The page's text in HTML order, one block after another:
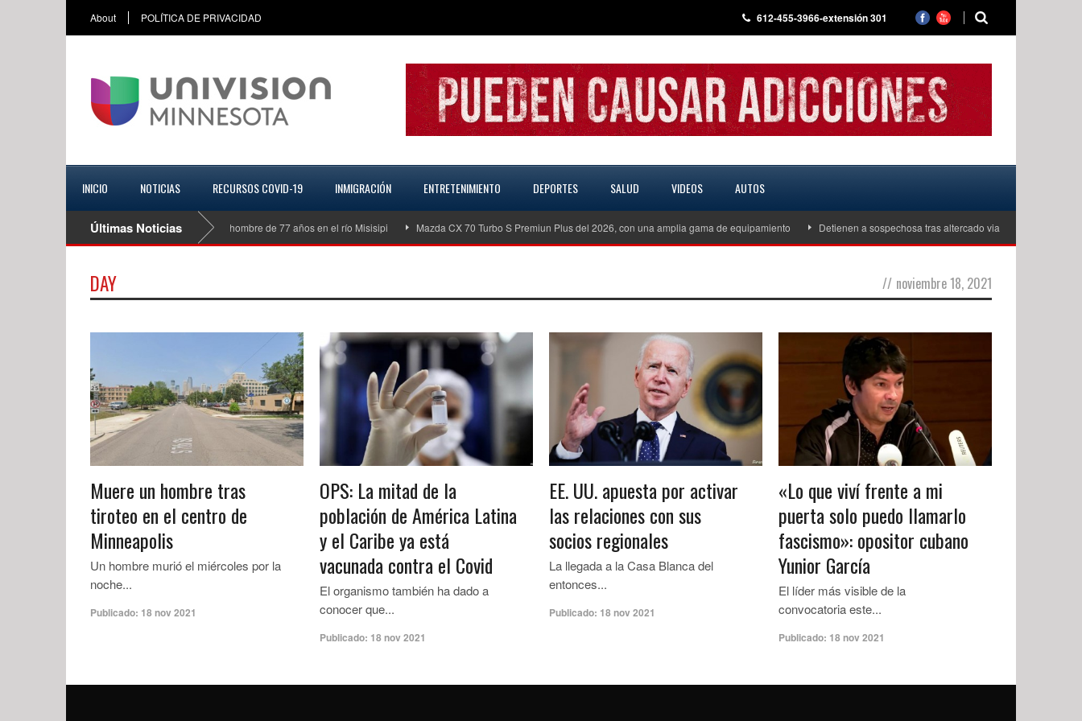
About POLÍTICA DE PRIVACIDAD 612-455-3966-extensión 301
INICIO NOTICIAS RECURSOS COVID-19 INMIGRACIÓN ENTRETENIMIENTO DEPORTES SALUD VIDEOS AUTOS
Últimas Noticias
Investigan las causas de la muerte de un hombre de 77 años en el río Misisipi Mazda CX 70 Turbo S Premiun Plus del 2026, con una amplia gama de equipamiento Detienen a sospechosa tras altercado vial que escaló a
DAY // noviembre 18, 2021
Muere un hombre tras
tiroteo en el centro de
Minneapolis
Un hombre murió el miércoles por la
noche...
Publicado: 18 nov 2021
OPS: La mitad de la
población de América Latina
y el Caribe ya está
vacunada contra el Covid
El organismo también ha dado a
conocer que...
Publicado: 18 nov 2021
EE. UU. apuesta por activar
las relaciones con sus
socios regionales
La llegada a la Casa Blanca del
entonces...
Publicado: 18 nov 2021
«Lo que viví frente a mi
puerta solo puedo llamarlo
fascismo»: opositor cubano
Yunior García
El líder más visible de la
convocatoria este...
Publicado: 18 nov 2021